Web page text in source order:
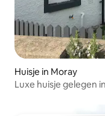
Huisje in Moray
Luxe huisje gelegen